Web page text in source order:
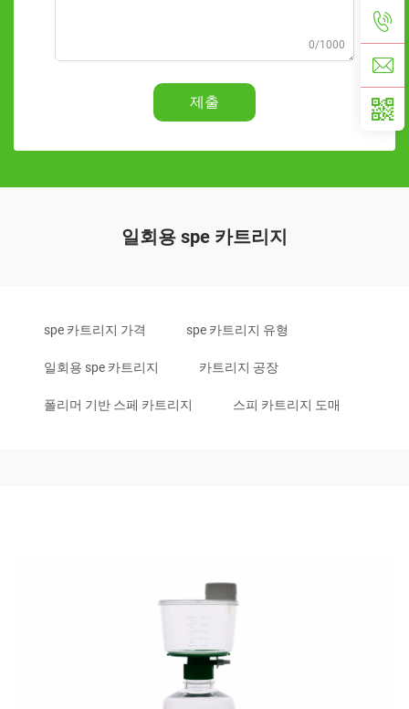
0/1000
제출
일회용 spe 카트리지
spe 카트리지 가격 spe 카트리지 유형
일회용 spe 카트리지 카트리지 공장
폴리머 기반 스페 카트리지 스피 카트리지 도매